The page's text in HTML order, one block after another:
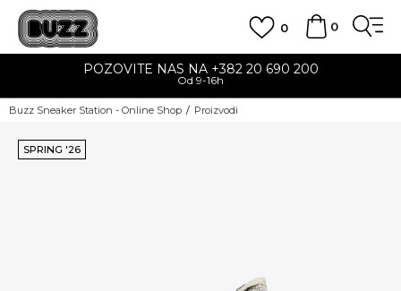
0
0
POZOVITE NAS NA +382 20 690 200
Od 9-16h
Buzz Sneaker Station - Online Shop Proizvodi
SPRING '26